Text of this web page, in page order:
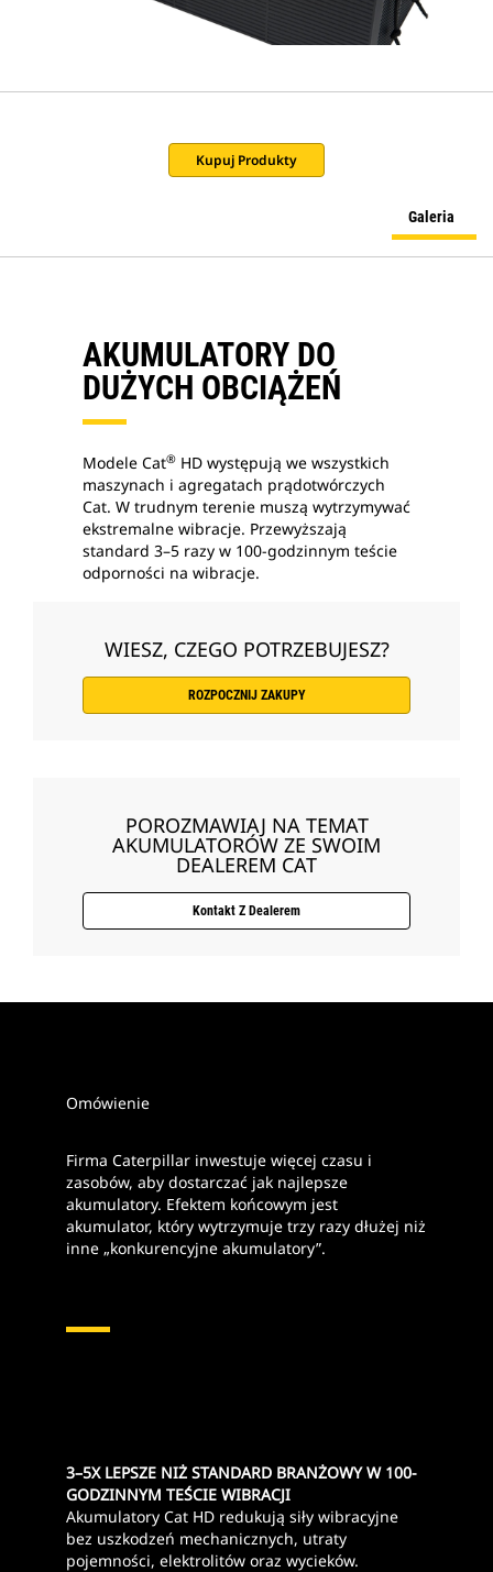
Kupuj Produkty
Galeria
AKUMULATORY DO
DUŻYCH OBCIĄŻEŃ
Modele Cat® HD występują we wszystkich
maszynach i agregatach prądotwórczych
Cat. W trudnym terenie muszą wytrzymywać
ekstremalne wibracje. Przewyższają
standard 3–5 razy w 100-godzinnym teście
odporności na wibracje.
WIESZ, CZEGO POTRZEBUJESZ?
ROZPOCZNIJ ZAKUPY
POROZMAWIAJ NA TEMAT
AKUMULATORÓW ZE SWOIM
DEALEREM CAT
Kontakt Z Dealerem
Omówienie
Firma Caterpillar inwestuje więcej czasu i
zasobów, aby dostarczać jak najlepsze
akumulatory. Efektem końcowym jest
akumulator, który wytrzymuje trzy razy dłużej niż
inne „konkurencyjne akumulatory”.
3–5X LEPSZE NIŻ STANDARD BRANŻOWY W 100-
GODZINNYM TEŚCIE WIBRACJI
Akumulatory Cat HD redukują siły wibracyjne
bez uszkodzeń mechanicznych, utraty
pojemności, elektrolitów oraz wycieków.